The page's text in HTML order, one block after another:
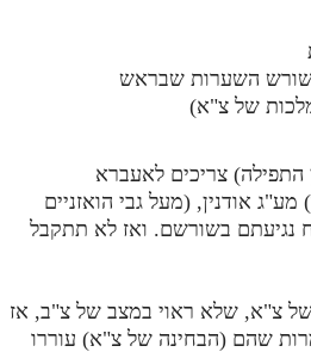
השערות שבראש
של צ"א)
התפילה) צריכים לאעברא
אודנין, (מעל גבי הואזניים
נגיעתם בשורשם. ואז לא תתקבל
של צ"א, שלא ראוי במצב של צ"ב, אז
שהם (הבחינה של צ"א) עוררו